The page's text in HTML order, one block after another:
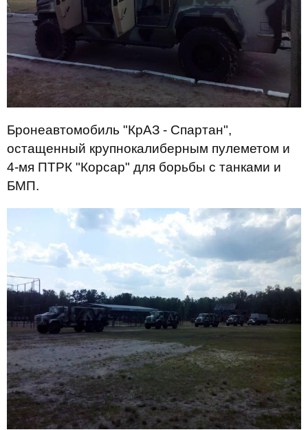
Бронеавтомобиль "КрАЗ - Спартан",
остащенный крупнокалиберным пулеметом и
4-мя ПТРК "Корсар" для борьбы с танками и
БМП.